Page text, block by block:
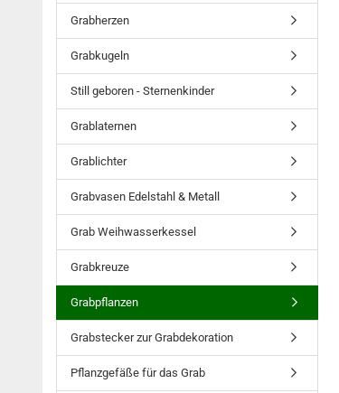
Grabherzen
Grabkugeln
Still geboren - Sternenkinder
Grablaternen
Grablichter
Grabvasen Edelstahl & Metall
Grab Weihwasserkessel
Grabkreuze
Grabpflanzen
Grabstecker zur Grabdekoration
Pflanzgefäße für das Grab